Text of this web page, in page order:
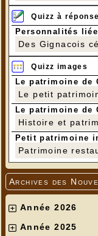
Quizz à
Personnalités
Des Gignacois
Quizz images
Le patrimoine de
Le petit
Le patrimoine de
Histoire et
Petit patrimoine
Patrimoine
Archives des
Année 2026
Année 2025